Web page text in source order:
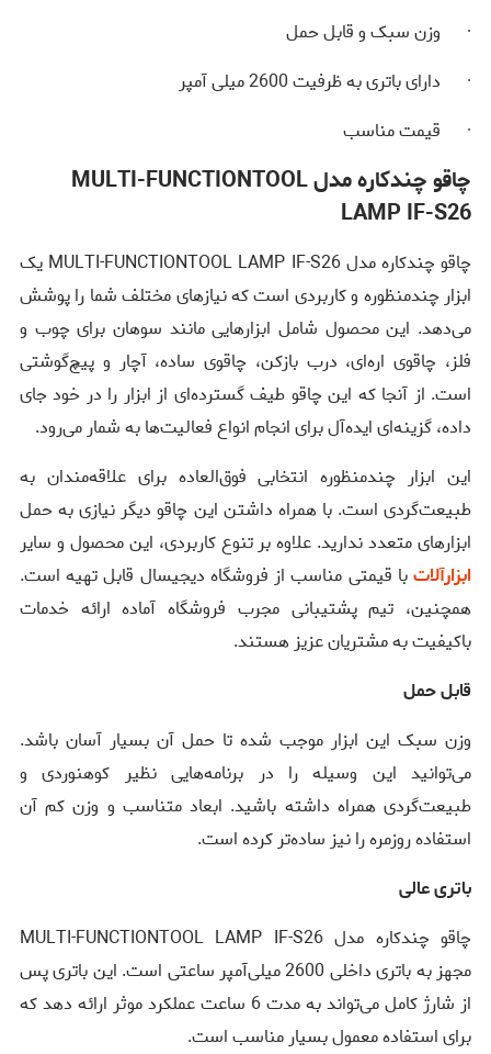
· وزن سبک و قابل حمل
· دارای باتری به ظرفیت 2600 میلی آمپر
· قیمت مناسب
چاقو چندکاره مدل MULTI-FUNCTIONTOOL
LAMP IF-S26
چاقو چندکاره مدل MULTI-FUNCTIONTOOL LAMP IF-S26 یک
ابزار چندمنظوره و کاربردی است که نیازهای مختلف شما را پوشش
می‌دهد. این محصول شامل ابزارهایی مانند سوهان برای چوب و
فلز، چاقوی اره‌ای، درب بازکن، چاقوی ساده، آچار و پیچ‌گوشتی
است. از آنجا که این چاقو طیف گسترده‌ای از ابزار را در خود جای
داده، گزینه‌ای ایده‌آل برای انجام انواع فعالیت‌ها به شمار می‌رود.
این ابزار چندمنظوره انتخابی فوق‌العاده برای علاقه‌مندان به
طبیعت‌گردی است. با همراه داشتن این چاقو دیگر نیازی به حمل
ابزارهای متعدد ندارید. علاوه بر تنوع کاربردی، این محصول و سایر
ابزارآلاتبا قیمتی مناسب از فروشگاه دیجیسال قابل تهیه است.
همچنین، تیم پشتیبانی مجرب فروشگاه آماده ارائه خدمات
باکیفیت به مشتریان عزیز هستند.
قابل حمل
وزن سبک این ابزار موجب شده تا حمل آن بسیار آسان باشد.
می‌توانید این وسیله را در برنامه‌هایی نظیر کوهنوردی و
طبیعت‌گردی همراه داشته باشید. ابعاد متناسب و وزن کم آن
استفاده روزمره را نیز ساده‌تر کرده است.
باتری عالی
چاقو چندکاره مدل MULTI-FUNCTIONTOOL LAMP IF-S26
مجهز به باتری داخلی 2600 میلی‌آمپر ساعتی است. این باتری پس
از شارژ کامل می‌تواند به مدت 6 ساعت عملکرد موثر ارائه دهد که
برای استفاده معمول بسیار مناسب است.